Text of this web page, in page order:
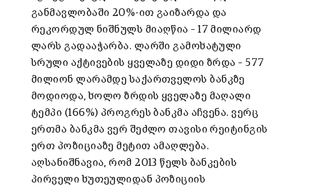
განმავლობაში 20%-ით გაიზარდა და
რეკორდულ ნიშნულს მიაღწია – 17 მილიარდ
ლარს გადააჭარბა. ლარში გამოხატული
სრული აქტივების ყველაზე დიდი ზრდა – 577
მილიონ ლარამდე საქართველოს ბანკზე
მოდიოდა, ხოლო ზრდის ყველაზე მაღალი
ტემპი (166%) პროგრეს ბანკმა აჩვენა. ვერც
ერთმა ბანკმა ვერ შეძლო თავისი რეიტინგის
ერთ პოზიციაზე მეტით ამაღლება.
აღსანიშნავია, რომ 2013 წელს ბანკების
პირველი ხუთეულიდან პოზიციის